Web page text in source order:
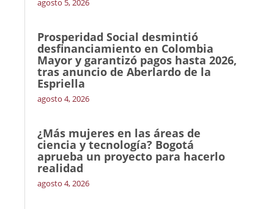
agosto 5, 2026
Prosperidad Social desmintió
desfinanciamiento en Colombia
Mayor y garantizó pagos hasta 2026,
tras anuncio de Aberlardo de la
Espriella
agosto 4, 2026
¿Más mujeres en las áreas de
ciencia y tecnología? Bogotá
aprueba un proyecto para hacerlo
realidad
agosto 4, 2026